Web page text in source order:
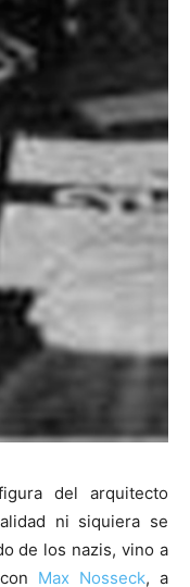
del arquitecto
ni siquiera se
de los nazis, vino a
Max Nosseck, a